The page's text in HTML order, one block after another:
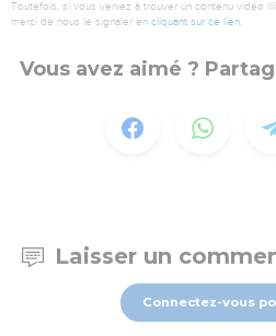
Toutefois, si vous veniez à trouver un contenu vidéo
merci de nous le signaler en cliquant sur ce lien.
Vous avez aimé ?
Laisser un
Connectez-vous